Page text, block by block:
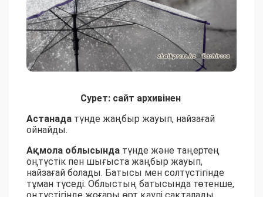
Сурет: сайт архивінен
Астанада түнде жаңбыр жауып, найзағай
ойнайды.
Ақмола облысында түнде және таңертең
оңтүстік пен шығыста жаңбыр жауып,
найзағай болады. Батысы мен солтүстігінде
тұман түседі. Облыстың батысында төтенше,